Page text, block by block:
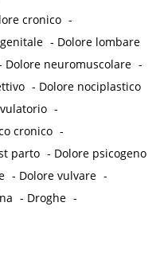
cronico -
- Dolore lombare
Dolore neuromuscolare -
- Dolore nociplastico
-
cronico -
parto - Dolore psicogeno
- Dolore vulvare -
- Droghe -